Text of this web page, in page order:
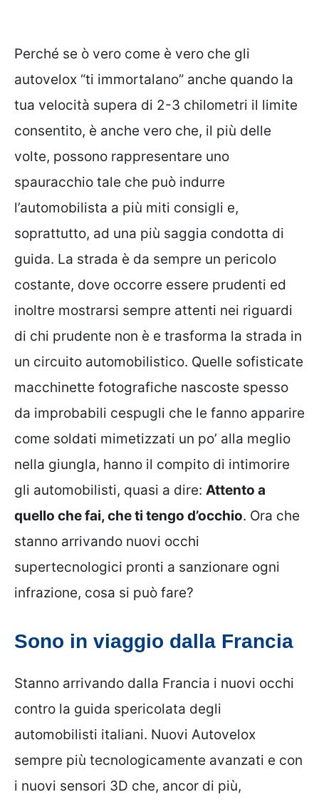
Perché se ò vero come è vero che gli
autovelox “ti immortalano” anche quando la
tua velocità supera di 2-3 chilometri il limite
consentito, è anche vero che, il più delle
volte, possono rappresentare uno
spauracchio tale che può indurre
l’automobilista a più miti consigli e,
soprattutto, ad una più saggia condotta di
guida. La strada è da sempre un pericolo
costante, dove occorre essere prudenti ed
inoltre mostrarsi sempre attenti nei riguardi
di chi prudente non è e trasforma la strada in
un circuito automobilistico. Quelle sofisticate
macchinette fotografiche nascoste spesso
da improbabili cespugli che le fanno apparire
come soldati mimetizzati un po’ alla meglio
nella giungla, hanno il compito di intimorire
gli automobilisti, quasi a dire: Attento a
quello che fai, che ti tengo d’occhio. Ora che
stanno arrivando nuovi occhi
supertecnologici pronti a sanzionare ogni
infrazione, cosa si può fare?
Sono in viaggio dalla Francia
Stanno arrivando dalla Francia i nuovi occhi
contro la guida spericolata degli
automobilisti italiani. Nuovi Autovelox
sempre più tecnologicamente avanzati e con
i nuovi sensori 3D che, ancor di più,